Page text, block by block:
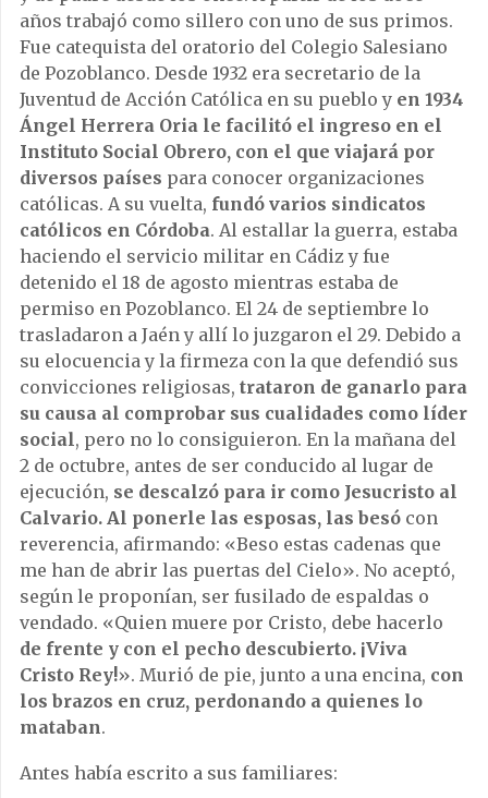
años trabajó como sillero con uno de sus primos.
Fue catequista del oratorio del Colegio Salesiano
de Pozoblanco. Desde 1932 era secretario de la
Juventud de Acción Católica en su pueblo y en 1934
Ángel Herrera Oria le facilitó el ingreso en el
Instituto Social Obrero, con el que viajará por
diversos países para conocer organizaciones
católicas. A su vuelta, fundó varios sindicatos
católicos en Córdoba. Al estallar la guerra, estaba
haciendo el servicio militar en Cádiz y fue
detenido el 18 de agosto mientras estaba de
permiso en Pozoblanco. El 24 de septiembre lo
trasladaron a Jaén y allí lo juzgaron el 29. Debido a
su elocuencia y la firmeza con la que defendió sus
convicciones religiosas, trataron de ganarlo para
su causa al comprobar sus cualidades como líder
social, pero no lo consiguieron. En la mañana del
2 de octubre, antes de ser conducido al lugar de
ejecución, se descalzó para ir como Jesucristo al
Calvario. Al ponerle las esposas, las besó con
reverencia, afirmando: «Beso estas cadenas que
me han de abrir las puertas del Cielo». No aceptó,
según le proponían, ser fusilado de espaldas o
vendado. «Quien muere por Cristo, debe hacerlo
de frente y con el pecho descubierto. ¡Viva
Cristo Rey!». Murió de pie, junto a una encina, con
los brazos en cruz, perdonando a quienes lo
mataban.
Antes había escrito a sus familiares: